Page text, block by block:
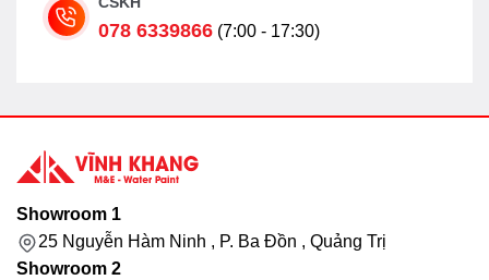
078 6339866 (7:00 - 17:30)
Showroom 1
25 Nguyễn Hàm Ninh , P. Ba Đồn , Quảng Trị
Showroom 2